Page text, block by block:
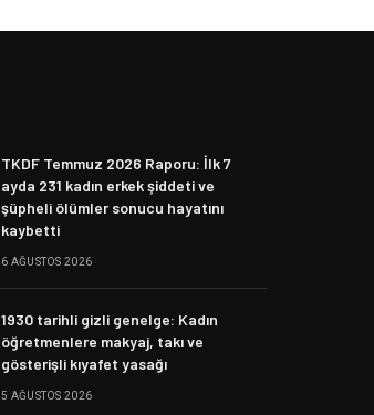
TKDF Temmuz 2026 Raporu: İlk 7
ayda 231 kadın erkek şiddeti ve
şüpheli ölümler sonucu hayatını
kaybetti
6 AĞUSTOS 2026
1930 tarihli gizli genelge: Kadın
öğretmenlere makyaj, takı ve
gösterişli kıyafet yasağı
5 AĞUSTOS 2026